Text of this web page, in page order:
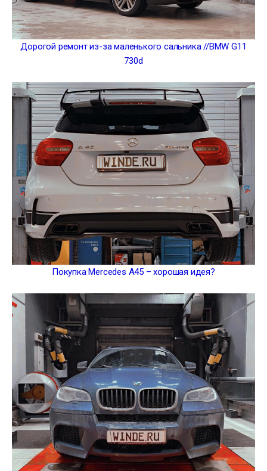
Дорогой ремонт из-за маленького сальника //BMW G11
730d
Покупка Mercedes A45 – хорошая идея?